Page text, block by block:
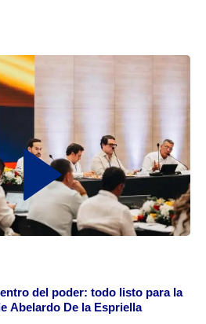
del poder: todo listo para la
Abelardo De la Espriella